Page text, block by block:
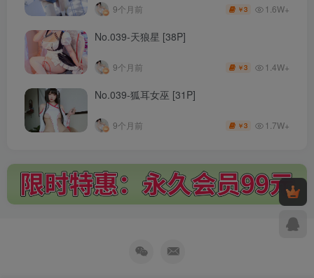
9个月前 ￥3 1.6W+
No.039-天狼星 [38P]
9个月前 ￥3 1.4W+
No.039-狐耳女巫 [31P]
9个月前 ￥3 1.7W+